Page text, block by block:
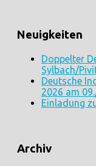
Neuigkeiten
Doppelter
Sylbach/
Deutsche
2026 am
Einladung
Archiv